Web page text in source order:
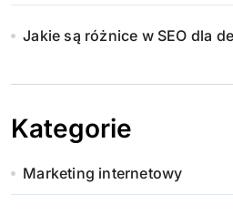
Jakie są różnice w SEO dla
Kategorie
Marketing internetowy